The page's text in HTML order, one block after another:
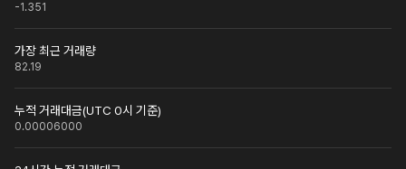
-1.351
가장 최근 거래량
82.19
누적 거래대금(UTC 0시 기준)
0.00006000